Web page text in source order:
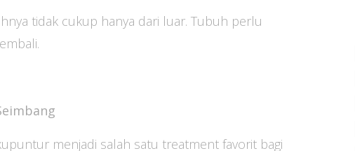
tidak cukup hanya dari luar. Tubuh perlu
menjadi salah satu treatment favorit bagi